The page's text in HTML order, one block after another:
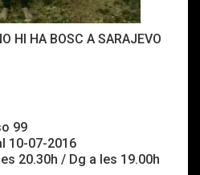
HI HA BOSC A SARAJEVO
99
10-07-2016
20.30h / Dg a les 19.00h